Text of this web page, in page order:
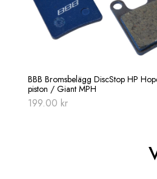
BBB Bromsbelägg DiscStop HP
piston / Giant MPH
199.00 kr